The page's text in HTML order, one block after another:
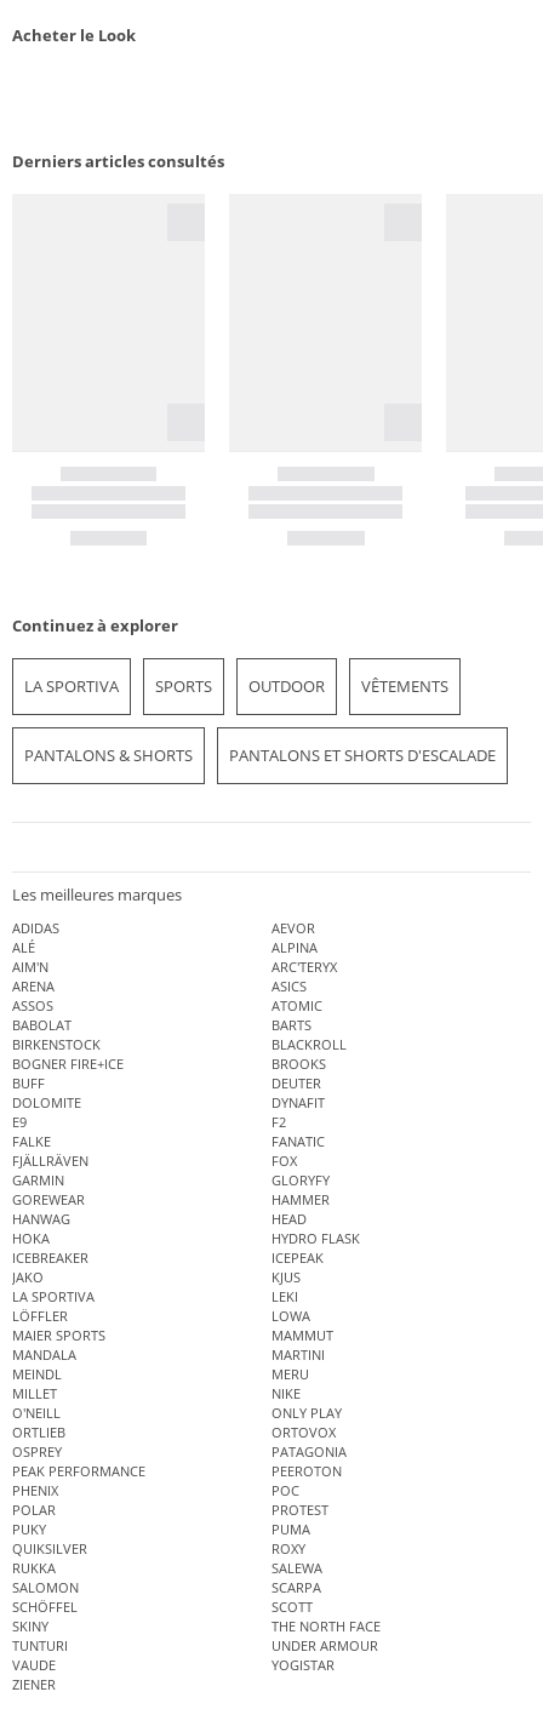
Acheter le Look
Derniers articles consultés
Continuez à explorer
LA SPORTIVA SPORTS OUTDOOR VÊTEMENTS
PANTALONS & SHORTS PANTALONS ET SHORTS D'ESCALADE
Les meilleures marques
ADIDAS
AEVOR
ALÉ
ALPINA
AIM'N
ARC'TERYX
ARENA
ASICS
ASSOS
ATOMIC
BABOLAT
BARTS
BIRKENSTOCK
BLACKROLL
BOGNER FIRE+ICE
BROOKS
BUFF
DEUTER
DOLOMITE
DYNAFIT
E9
F2
FALKE
FANATIC
FJÄLLRÄVEN
FOX
GARMIN
GLORYFY
GOREWEAR
HAMMER
HANWAG
HEAD
HOKA
HYDRO FLASK
ICEBREAKER
ICEPEAK
JAKO
KJUS
LA SPORTIVA
LEKI
LÖFFLER
LOWA
MAIER SPORTS
MAMMUT
MANDALA
MARTINI
MEINDL
MERU
MILLET
NIKE
O'NEILL
ONLY PLAY
ORTLIEB
ORTOVOX
OSPREY
PATAGONIA
PEAK PERFORMANCE
PEEROTON
PHENIX
POC
POLAR
PROTEST
PUKY
PUMA
QUIKSILVER
ROXY
RUKKA
SALEWA
SALOMON
SCARPA
SCHÖFFEL
SCOTT
SKINY
THE NORTH FACE
TUNTURI
UNDER ARMOUR
VAUDE
YOGISTAR
ZIENER